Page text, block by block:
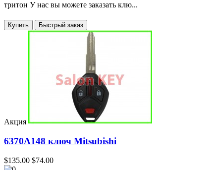
тритон У нас вы можете заказать клю...
Купить
Акция
6370A148 ключ Mitsubishi
$135.00 $74.00